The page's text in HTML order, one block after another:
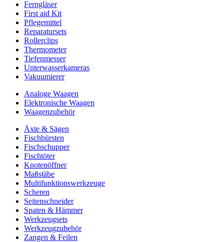
Ferngläser
First aid Kit
Pflegemittel
Reparatursets
Rollerclips
Thermometer
Tiefenmesser
Unterwasserkameras
Vakuumierer
Analoge Waagen
Elektronische Waagen
Waagenzubehör
Äxte & Sägen
Fischbürsten
Fischschupper
Fischtöter
Knotenöffner
Maßstäbe
Multifunktionswerkzeuge
Scheren
Seitenschneider
Spaten & Hämmer
Werkzeugsets
Werkzeugzubehör
Zangen & Feilen